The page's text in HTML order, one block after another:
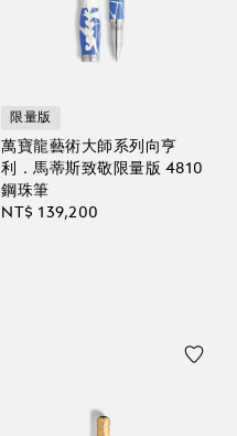
限量版
萬寶龍藝術大師系列向亨
利．馬蒂斯致敬限量版 4810
鋼珠筆
NT$ 139,200